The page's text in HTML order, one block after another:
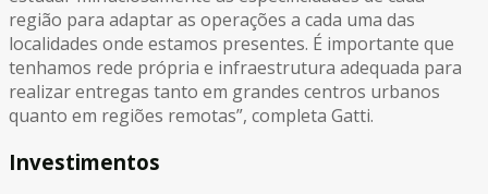
região para adaptar as operações a cada uma das
localidades onde estamos presentes. É importante que
tenhamos rede própria e infraestrutura adequada para
realizar entregas tanto em grandes centros urbanos
quanto em regiões remotas”, completa Gatti.
Investimentos